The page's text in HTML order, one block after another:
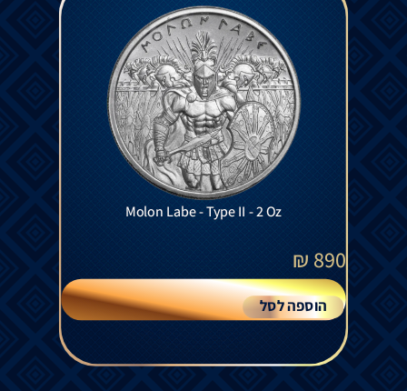
Molon Labe - Type II - 2 Oz
890
₪
הוספה לסל